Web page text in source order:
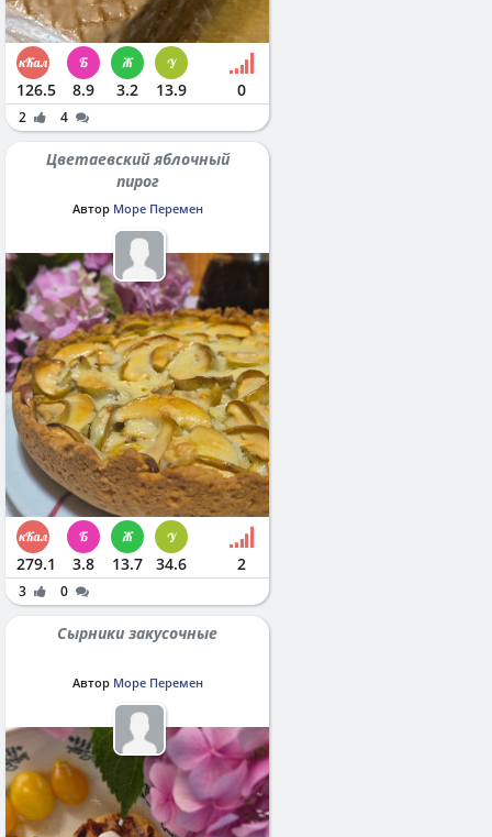
126.5 8.9 3.2 13.9 0
2 4
Цветаевский яблочный
пирог
Автор Море Перемен
279.1 3.8 13.7 34.6 2
3 0
Сырники закусочные
Автор Море Перемен